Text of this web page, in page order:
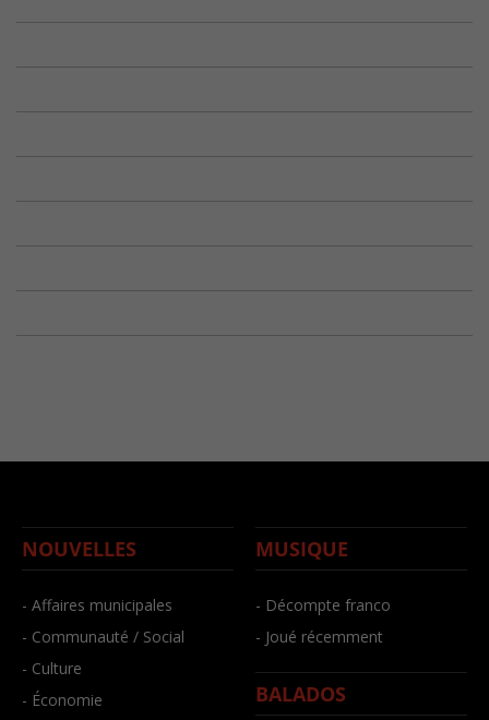
NOUVELLES
- Affaires municipales
- Communauté / Social
- Culture
- Économie
MUSIQUE
- Décompte franco
- Joué récemment
BALADOS